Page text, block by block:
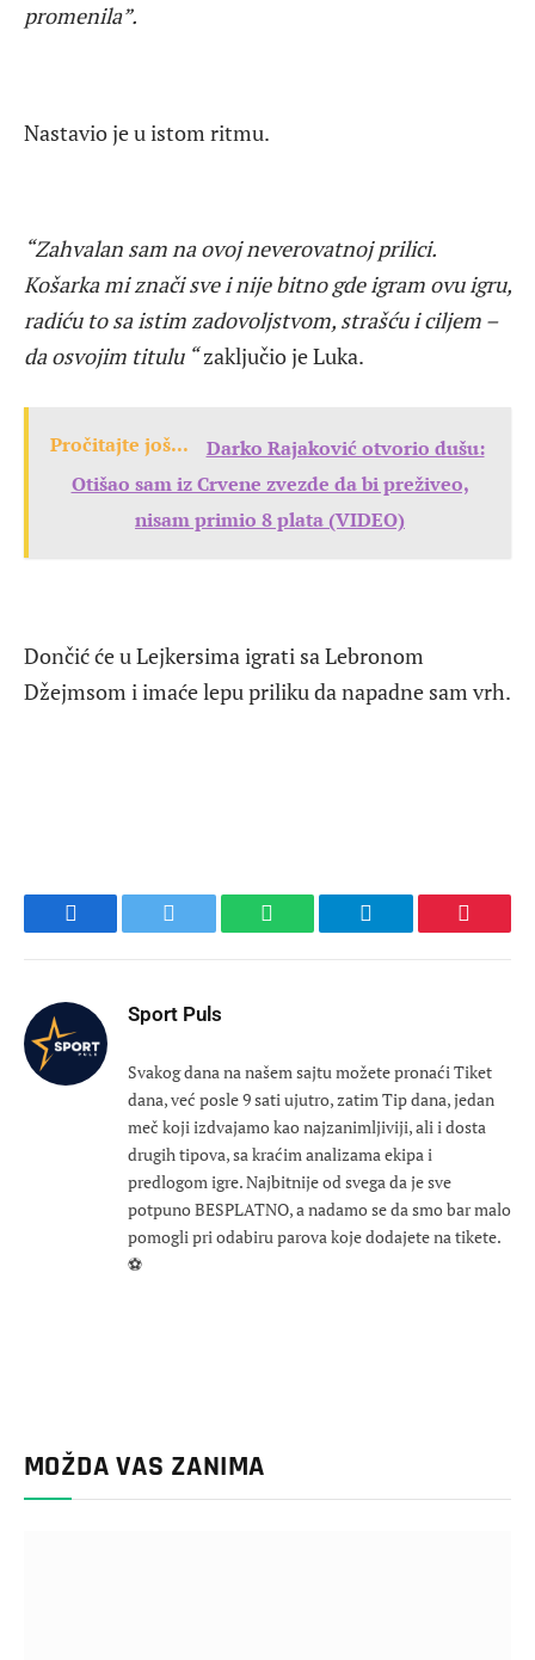
promenila”.
Nastavio je u istom ritmu.
“Zahvalan sam na ovoj neverovatnoj prilici.
Košarka mi znači sve i nije bitno gde igram ovu igru,
radiću to sa istim zadovoljstvom, strašću i ciljem –
da osvojim titulu “zaključio je Luka.
Pročitajte još...
Darko Rajaković otvorio dušu:
Otišao sam iz Crvene zvezde da bi preživeo,
nisam primio 8 plata (VIDEO)
Dončić će u Lejkersima igrati sa Lebronom
Džejmsom i imaće lepu priliku da napadne sam vrh.
Facebook Twitter WhatsApp Telegram
Sport Puls
Svakog dana na našem sajtu možete pronaći Tiket
dana, već posle 9 sati ujutro, zatim Tip dana, jedan
meč koji izdvajamo kao najzanimljiviji, ali i dosta
drugih tipova, sa kraćim analizama ekipa i
predlogom igre. Najbitnije od svega da je sve
potpuno BESPLATNO, a nadamo se da smo bar malo
pomogli pri odabiru parova koje dodajete na tikete.
⚽
MOŽDA VAS ZANIMA